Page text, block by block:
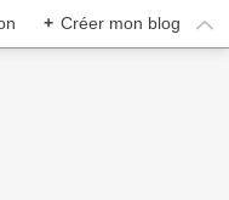
+ Créer mon blog